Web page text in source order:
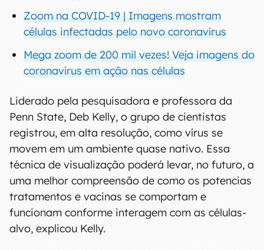
Zoom na COVID-19 | Imagens mostram
células infectadas pelo novo coronavírus
Mega zoom de 200 mil vezes! Veja imagens do
coronavírus em ação nas células
Liderado pela pesquisadora e professora da
Penn State, Deb Kelly, o grupo de cientistas
registrou, em alta resolução, como vírus se
movem em um ambiente quase nativo. Essa
técnica de visualização poderá levar, no futuro, a
uma melhor compreensão de como os potencias
tratamentos e vacinas se comportam e
funcionam conforme interagem com as células-
alvo, explicou Kelly.